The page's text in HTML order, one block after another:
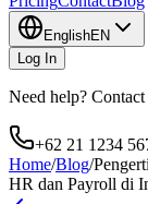
EnglishEN
Log In
Need help? Contact
+62 21 1234
Home/Blog/
HR dan Payroll di